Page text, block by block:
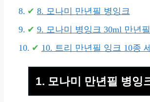
8. 모나미 만년필 병잉크
9. 모나미 병잉크 30ml 만년
10. 트리 만년필 잉크 10종
1. 모나미 만년필 병잉